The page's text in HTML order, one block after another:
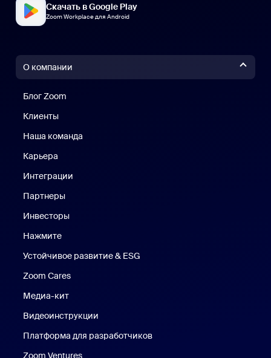
Скачать в Google Play
Zoom Workplace для Android
О компании
Блог Zoom
Клиенты
Наша команда
Карьера
Интеграции
Партнеры
Инвесторы
Нажмите
Устойчивое развитие & ESG
Zoom Cares
Медиа-кит
Видеоинструкции
Платформа для разработчиков
Zoom Ventures